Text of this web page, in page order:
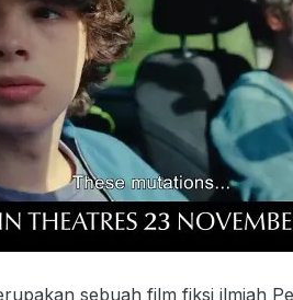
sebuah film fiksi ilmiah